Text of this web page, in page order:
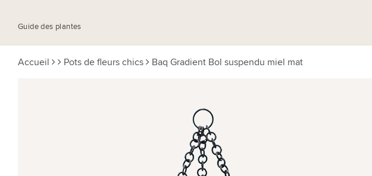
Guide des plantes
Accueil Pots de fleurs chics Baq Gradient Bol suspendu miel mat